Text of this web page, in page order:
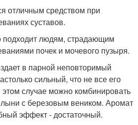
отличным средством при
суставов.
людям, страдающим
почек и мочевого пузыря.
в парной неповторимый
сильный, что не все его
случае можно комбинировать
с березовым веником. Аромат
эффект - достаточный.